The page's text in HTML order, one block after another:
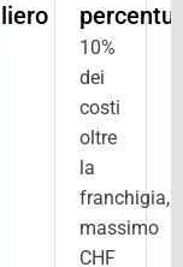
10%
dei
costi
oltre
la
franchigia,
massimo
CHF